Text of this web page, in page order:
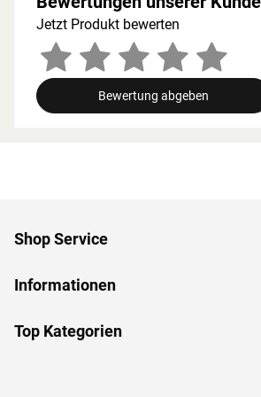
für Licht in Ihrem Saunahaus. Die
rechts und links anschlagbar. Zur
Magnetschnapper und der hochwertige
Karibu-Design.
Inkl. 9 kW Saunaofen mit externer
über eine
Sie erhalten zusätzlich 18 kg
Für das Saunahaus eignen sich
Jetzt Produkt bewerten
Bewertung abgeben
Shop Service
Informationen
Top Kategorien